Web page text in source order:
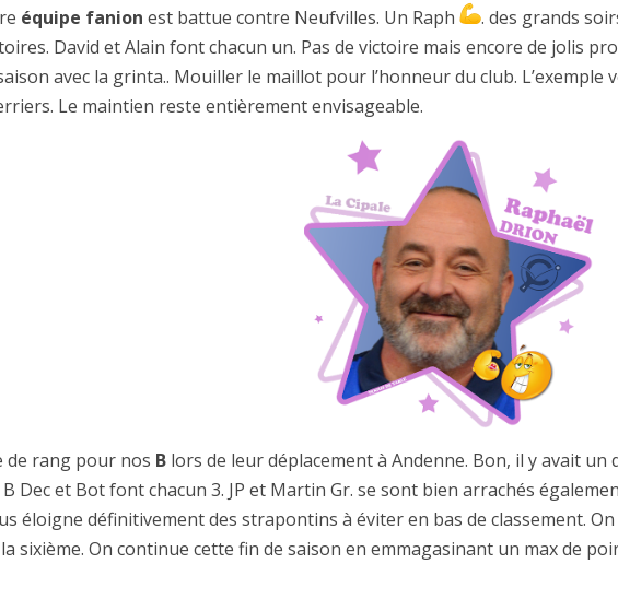
équipe fanion est battue contre Neufvilles. Un Raph
. des grands
David et Alain font chacun un. Pas de victoire mais encore de jolis
avec la grinta.. Mouiller le maillot pour l’honneur du club.
Le maintien reste entièrement envisageable.
de rang pour nos B lors de leur déplacement à Andenne. Bon, il y avait un
Dec et Bot font chacun 3. JP et Martin Gr. se sont bien arrachés
éloigne définitivement des strapontins à éviter en bas de classement.
sixième. On continue cette fin de saison en emmagasinant un max de